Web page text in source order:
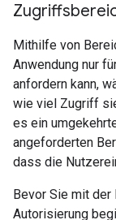
Mithilfe von
Anwendung nur
anfordern kann,
wie viel Zugriff
es ein
angeforderten
dass die
Bevor Sie mit der
Autorisierung